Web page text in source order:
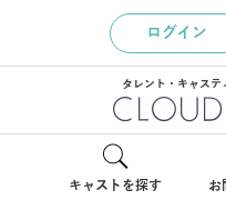
ログイン
タレント・キャステ
キャストを探す お